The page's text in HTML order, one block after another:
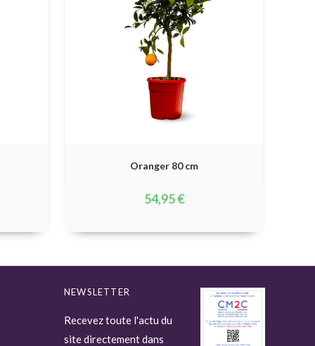
Oranger 80 cm
54,95€
NEWSLETTER
Recevez toute l'actu du
site directement dans